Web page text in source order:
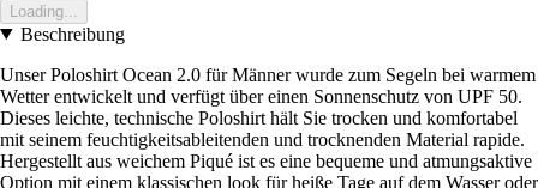
Loading...
Beschreibung
Unser Poloshirt Ocean 2.0 für Männer wurde zum Segeln bei warmem
Wetter entwickelt und verfügt über einen Sonnenschutz von UPF 50.
Dieses leichte, technische Poloshirt hält Sie trocken und komfortabel
mit seinem feuchtigkeitsableitenden und trocknenden Material rapide.
Hergestellt aus weichem Piqué ist es eine bequeme und atmungsaktive
Option mit einem klassischen look für heiße Tage auf dem Wasser oder